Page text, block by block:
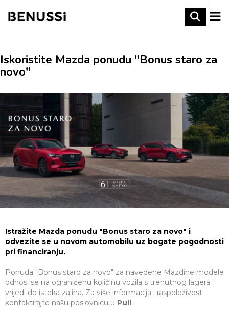
Iskoristite Mazda ponudu "Bonus staro za
novo"
Istražite Mazda ponudu "Bonus staro za novo" i
odvezite se u novom automobilu uz bogate pogodnosti
pri financiranju.
Ponuda "Bonus staro za novo" za navedene Mazdine modele
odnosi se na ograničenu količinu vozila s trenutnog lagera i
vrijedi do isteka zaliha. Za više informacija i raspoloživost
kontaktirajte našu poslovnicu u Puli.